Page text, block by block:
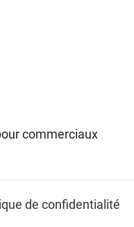
commerciaux
de confidentialité